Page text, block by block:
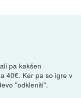
pa kakšen
40€. Ker pa so igre v
"odkleniti".